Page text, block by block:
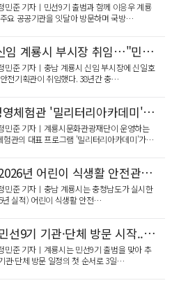
민준 기자ㅣ민선9기 출범과 함께 이응우 계룡
요 공공기관을 잇달아 방문하며 국방…
신일호 신임 계룡시 부시장 취임…"민선9기 핵심사업 추진에 행정력 집중"
민준 기자ㅣ충남 계룡시 신임 부시장에 신일호
전기획관이 취임했다. 38년간 충…
계룡시병영체험관 '밀리터리아카데미' …전국 넘어 해외까지 발길 이어져
민준 기자ㅣ계룡시문화관광재단이 운영하는
험관의 대표 프로그램 '밀리터리아카데미'가…
계룡시, 2026년 어린이 식생활 안전관리 최우수기관 선정
민준 기자ㅣ충남 계룡시는 충청남도가 실시한
년 실적) 어린이 식생활 안전…
계룡시, 민선9기 기관·단체 방문 시작...자율방재단과 첫 소통
민준 기자ㅣ계룡시는 민선9기 출범을 맞아 추
관·단체 방문 일정의 첫 순서로 3일…